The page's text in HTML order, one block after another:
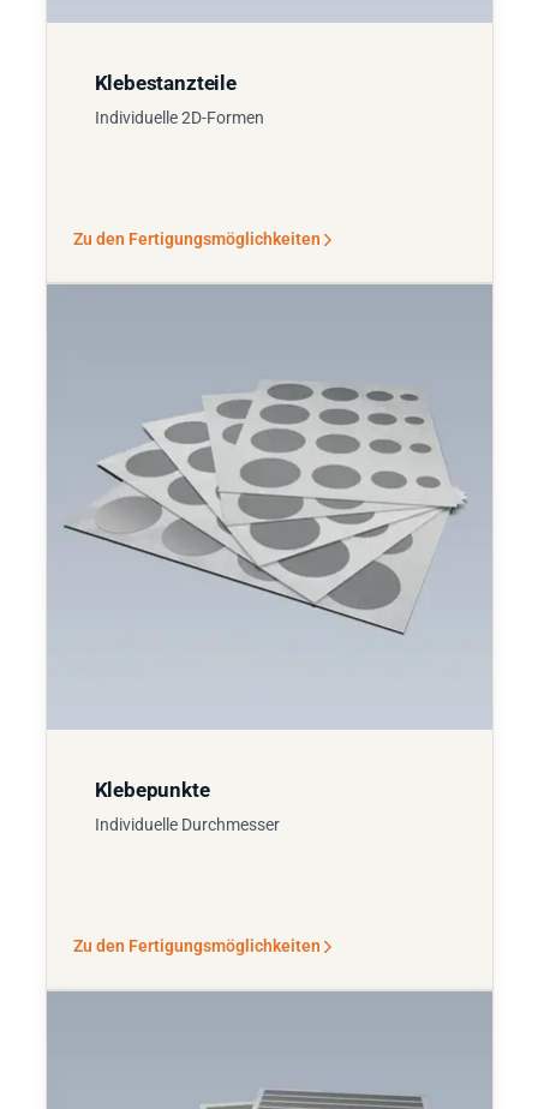
Klebestanzteile
Individuelle 2D-Formen
Zu den Fertigungsmöglichkeiten
Klebepunkte
Individuelle Durchmesser
Zu den Fertigungsmöglichkeiten